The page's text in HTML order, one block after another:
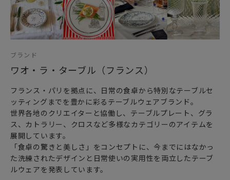
ブランド
ワオ・ラ・ターブル（フランス）
フランス・パリを拠点に、日常の食卓から特別なテーブルセ
ッティングまでを豊かに彩るテーブルウェアブランド。
世界各地のクリエイターと協働し、テーブルプレート、グラ
ス、カトラリー、クロスなど多様なカテゴリーのアイテムを
展開しています。
「食卓の驚きと美しさ」をコンセプトに、今までにはなかっ
た洗練されたデザインと日常使いの実用性を両立したテーブ
ルウェアを発表しています。